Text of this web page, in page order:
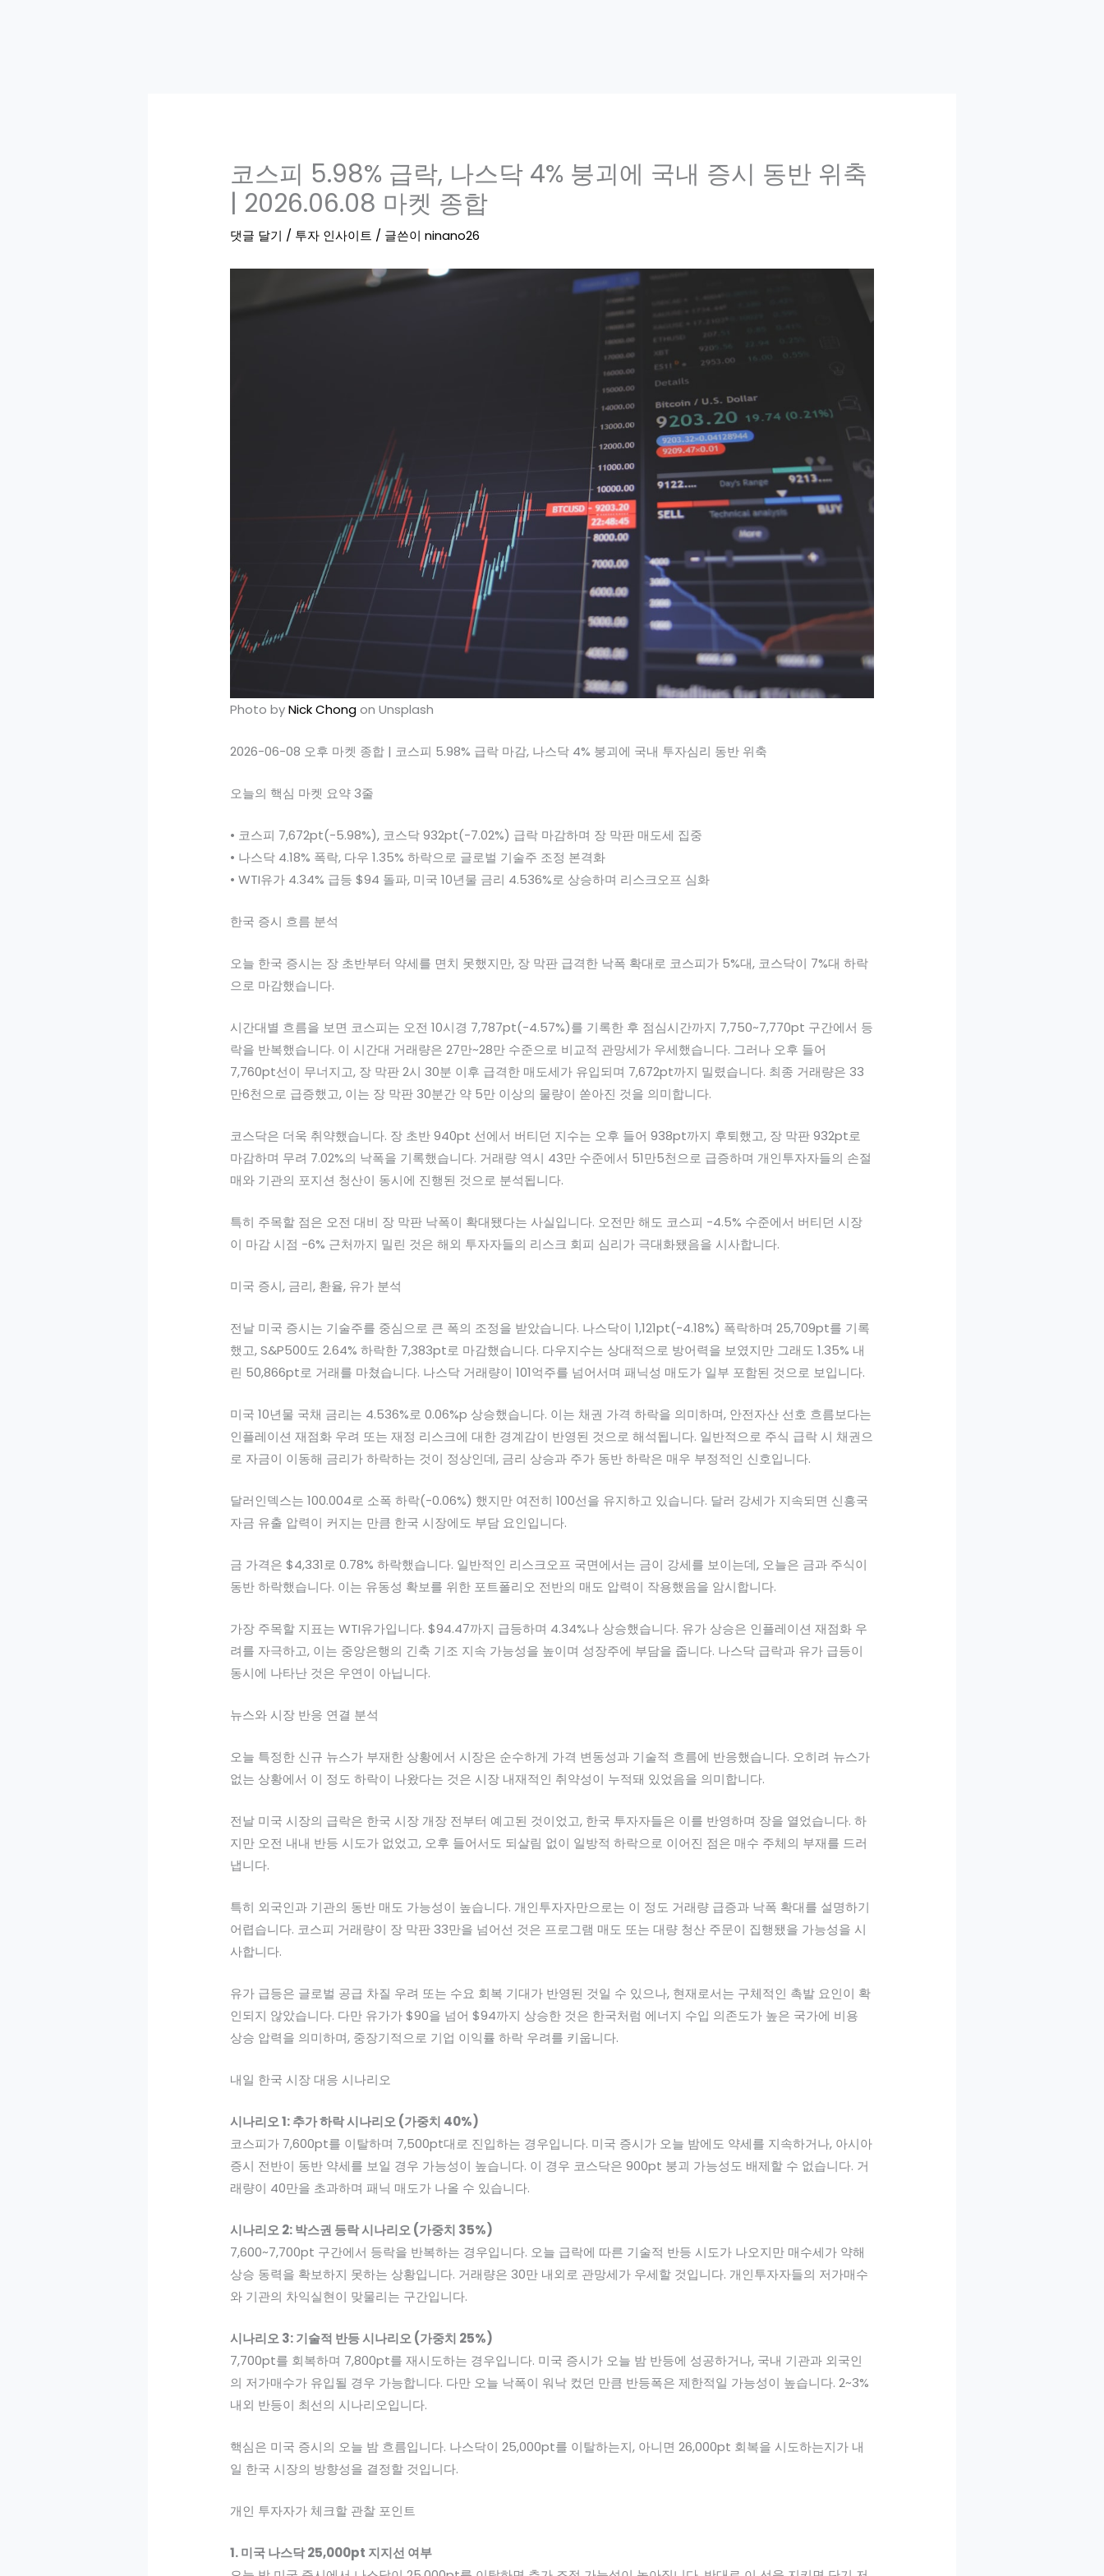
코스피 5.98% 급락, 나스닥 4% 붕괴에 국내 증시 동반 위축
| 2026.06.08 마켓 종합
댓글 달기 / 투자 인사이트 / 글쓴이ninano26
Photo byNick Chongon Unsplash
2026-06-08 오후 마켓 종합 | 코스피 5.98% 급락 마감, 나스닥 4% 붕괴에 국내 투자심리 동반 위축
오늘의 핵심 마켓 요약 3줄
• 코스피 7,672pt(-5.98%), 코스닥 932pt(-7.02%) 급락 마감하며 장 막판 매도세 집중
• 나스닥 4.18% 폭락, 다우 1.35% 하락으로 글로벌 기술주 조정 본격화
• WTI유가 4.34% 급등 $94 돌파, 미국 10년물 금리 4.536%로 상승하며 리스크오프 심화
한국 증시 흐름 분석
오늘 한국 증시는 장 초반부터 약세를 면치 못했지만, 장 막판 급격한 낙폭 확대로 코스피가 5%대, 코스닥이 7%대 하락
으로 마감했습니다.
시간대별 흐름을 보면 코스피는 오전 10시경 7,787pt(-4.57%)를 기록한 후 점심시간까지 7,750~7,770pt 구간에서 등
락을 반복했습니다. 이 시간대 거래량은 27만~28만 수준으로 비교적 관망세가 우세했습니다. 그러나 오후 들어
7,760pt선이 무너지고, 장 막판 2시 30분 이후 급격한 매도세가 유입되며 7,672pt까지 밀렸습니다. 최종 거래량은 33
만6천으로 급증했고, 이는 장 막판 30분간 약 5만 이상의 물량이 쏟아진 것을 의미합니다.
코스닥은 더욱 취약했습니다. 장 초반 940pt 선에서 버티던 지수는 오후 들어 938pt까지 후퇴했고, 장 막판 932pt로
마감하며 무려 7.02%의 낙폭을 기록했습니다. 거래량 역시 43만 수준에서 51만5천으로 급증하며 개인투자자들의 손절
매와 기관의 포지션 청산이 동시에 진행된 것으로 분석됩니다.
특히 주목할 점은 오전 대비 장 막판 낙폭이 확대됐다는 사실입니다. 오전만 해도 코스피 -4.5% 수준에서 버티던 시장
이 마감 시점 -6% 근처까지 밀린 것은 해외 투자자들의 리스크 회피 심리가 극대화됐음을 시사합니다.
미국 증시, 금리, 환율, 유가 분석
전날 미국 증시는 기술주를 중심으로 큰 폭의 조정을 받았습니다. 나스닥이 1,121pt(-4.18%) 폭락하며 25,709pt를 기록
했고, S&P500도 2.64% 하락한 7,383pt로 마감했습니다. 다우지수는 상대적으로 방어력을 보였지만 그래도 1.35% 내
린 50,866pt로 거래를 마쳤습니다. 나스닥 거래량이 101억주를 넘어서며 패닉성 매도가 일부 포함된 것으로 보입니다.
미국 10년물 국채 금리는 4.536%로 0.06%p 상승했습니다. 이는 채권 가격 하락을 의미하며, 안전자산 선호 흐름보다는
인플레이션 재점화 우려 또는 재정 리스크에 대한 경계감이 반영된 것으로 해석됩니다. 일반적으로 주식 급락 시 채권으
로 자금이 이동해 금리가 하락하는 것이 정상인데, 금리 상승과 주가 동반 하락은 매우 부정적인 신호입니다.
달러인덱스는 100.004로 소폭 하락(-0.06%) 했지만 여전히 100선을 유지하고 있습니다. 달러 강세가 지속되면 신흥국
자금 유출 압력이 커지는 만큼 한국 시장에도 부담 요인입니다.
금 가격은 $4,331로 0.78% 하락했습니다. 일반적인 리스크오프 국면에서는 금이 강세를 보이는데, 오늘은 금과 주식이
동반 하락했습니다. 이는 유동성 확보를 위한 포트폴리오 전반의 매도 압력이 작용했음을 암시합니다.
가장 주목할 지표는 WTI유가입니다. $94.47까지 급등하며 4.34%나 상승했습니다. 유가 상승은 인플레이션 재점화 우
려를 자극하고, 이는 중앙은행의 긴축 기조 지속 가능성을 높이며 성장주에 부담을 줍니다. 나스닥 급락과 유가 급등이
동시에 나타난 것은 우연이 아닙니다.
뉴스와 시장 반응 연결 분석
오늘 특정한 신규 뉴스가 부재한 상황에서 시장은 순수하게 가격 변동성과 기술적 흐름에 반응했습니다. 오히려 뉴스가
없는 상황에서 이 정도 하락이 나왔다는 것은 시장 내재적인 취약성이 누적돼 있었음을 의미합니다.
전날 미국 시장의 급락은 한국 시장 개장 전부터 예고된 것이었고, 한국 투자자들은 이를 반영하며 장을 열었습니다. 하
지만 오전 내내 반등 시도가 없었고, 오후 들어서도 되살림 없이 일방적 하락으로 이어진 점은 매수 주체의 부재를 드러
냅니다.
특히 외국인과 기관의 동반 매도 가능성이 높습니다. 개인투자자만으로는 이 정도 거래량 급증과 낙폭 확대를 설명하기
어렵습니다. 코스피 거래량이 장 막판 33만을 넘어선 것은 프로그램 매도 또는 대량 청산 주문이 집행됐을 가능성을 시
사합니다.
유가 급등은 글로벌 공급 차질 우려 또는 수요 회복 기대가 반영된 것일 수 있으나, 현재로서는 구체적인 촉발 요인이 확
인되지 않았습니다. 다만 유가가 $90을 넘어 $94까지 상승한 것은 한국처럼 에너지 수입 의존도가 높은 국가에 비용
상승 압력을 의미하며, 중장기적으로 기업 이익률 하락 우려를 키웁니다.
내일 한국 시장 대응 시나리오
시나리오 1: 추가 하락 시나리오 (가중치 40%)
코스피가 7,600pt를 이탈하며 7,500pt대로 진입하는 경우입니다. 미국 증시가 오늘 밤에도 약세를 지속하거나, 아시아
증시 전반이 동반 약세를 보일 경우 가능성이 높습니다. 이 경우 코스닥은 900pt 붕괴 가능성도 배제할 수 없습니다. 거
래량이 40만을 초과하며 패닉 매도가 나올 수 있습니다.
시나리오 2: 박스권 등락 시나리오 (가중치 35%)
7,600~7,700pt 구간에서 등락을 반복하는 경우입니다. 오늘 급락에 따른 기술적 반등 시도가 나오지만 매수세가 약해
상승 동력을 확보하지 못하는 상황입니다. 거래량은 30만 내외로 관망세가 우세할 것입니다. 개인투자자들의 저가매수
와 기관의 차익실현이 맞물리는 구간입니다.
시나리오 3: 기술적 반등 시나리오 (가중치 25%)
7,700pt를 회복하며 7,800pt를 재시도하는 경우입니다. 미국 증시가 오늘 밤 반등에 성공하거나, 국내 기관과 외국인
의 저가매수가 유입될 경우 가능합니다. 다만 오늘 낙폭이 워낙 컸던 만큼 반등폭은 제한적일 가능성이 높습니다. 2~3%
내외 반등이 최선의 시나리오입니다.
핵심은 미국 증시의 오늘 밤 흐름입니다. 나스닥이 25,000pt를 이탈하는지, 아니면 26,000pt 회복을 시도하는지가 내
일 한국 시장의 방향성을 결정할 것입니다.
개인 투자자가 체크할 관찰 포인트
1. 미국 나스닥 25,000pt 지지선 여부